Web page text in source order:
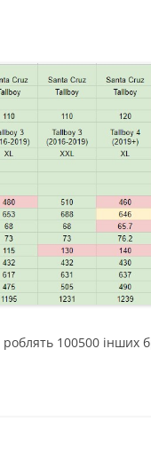
роблять 100500 інших